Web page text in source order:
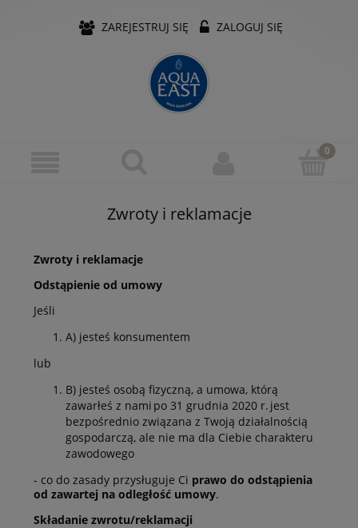
ZAREJESTRUJ SIĘ ZALOGUJ SIĘ
Zwroty i reklamacje
Zwroty i reklamacje
Odstąpienie od umowy
Jeśli
A) jesteś konsumentem
lub
B) jesteś osobą fizyczną, a umowa, którą
zawarłeś z nami po 31 grudnia 2020 r. jest
bezpośrednio związana z Twoją działalnością
gospodarczą, ale nie ma dla Ciebie charakteru
zawodowego
- co do zasady przysługuje Ci prawo do odstąpienia
od zawartej na odległość umowy.
Składanie zwrotu/reklamacji